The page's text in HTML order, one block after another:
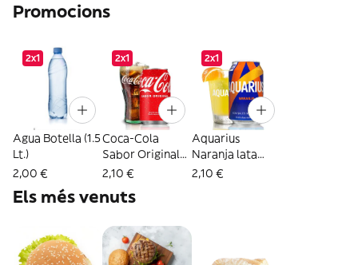
Promocions
2x1
Agua Botella (1.5
Lt.)
2,00 €
2x1
Coca-Cola
Sabor Original
lata 330ml.
2,10 €
2x1
Aquarius
Naranja lata
330ml.
2,10 €
Els més venuts